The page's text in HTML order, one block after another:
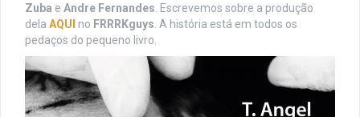
Zuba e Andre Fernandes . Escrevemos sobre a produção
dela AQUI no FRRRKguys . A história está em todos os
pedaços do pequeno livro.